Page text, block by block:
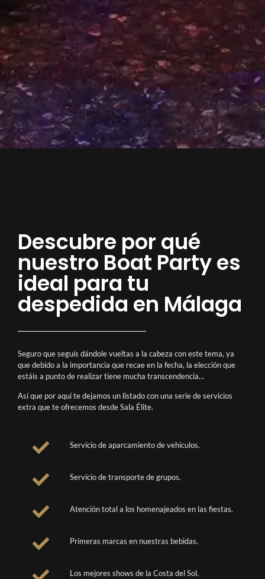
Descubre por qué
nuestro Boat Party es
ideal para tu
despedida en Málaga
Seguro que seguís dándole vueltas a la cabeza con este tema, ya
que debido a la importancia que recae en la fecha, la elección que
estáis a punto de realizar tiene mucha transcendencia…
Así que por aquí te dejamos un listado con una serie de servicios
extra que te ofrecemos desde Sala Élite.
Servicio de aparcamiento de vehículos.
Servicio de transporte de grupos.
Atención total a los homenajeados en las fiestas.
Primeras marcas en nuestras bebidas.
Los mejores shows de la Costa del Sol.